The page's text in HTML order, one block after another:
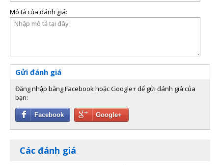
4. Mở nắp pin bút lật và lắp 2 pin AAA
5. Bật công tắc bút lật
1 x Hướng dẫn sử dụng
1 x Đầu thu
1 x Bút lật trang
1 x Túi đựng
Mô tả của đánh giá:
Gửi đánh giá
Đăng nhập bằng Facebook hoặc Google+ để gửi đánh giá của
bạn:
Facebook Google+
Các đánh giá